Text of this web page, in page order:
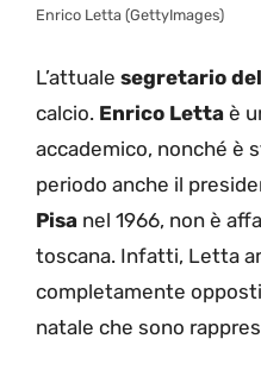
Enrico Letta (GettyImages)
L’attuale segretario
calcio. Enrico Letta è
accademico, nonché è
periodo anche il
Pisa nel 1966, non è
toscana. Infatti, Letta
completamente
natale che sono